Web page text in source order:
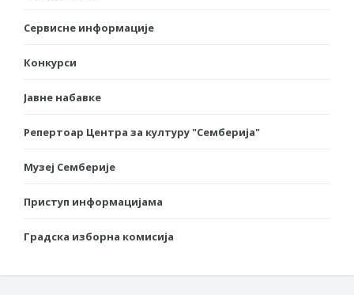
Сервисне информације
Конкурси
Јавне набавке
Репертоар Центра за културу "Семберија"
Музеј Семберије
Приступ информацијама
Градска изборна комисија